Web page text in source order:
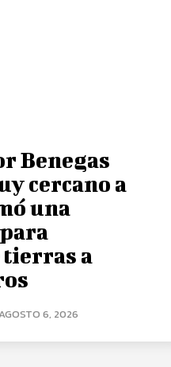
Benegas
cercano a
una
a
6, 2026